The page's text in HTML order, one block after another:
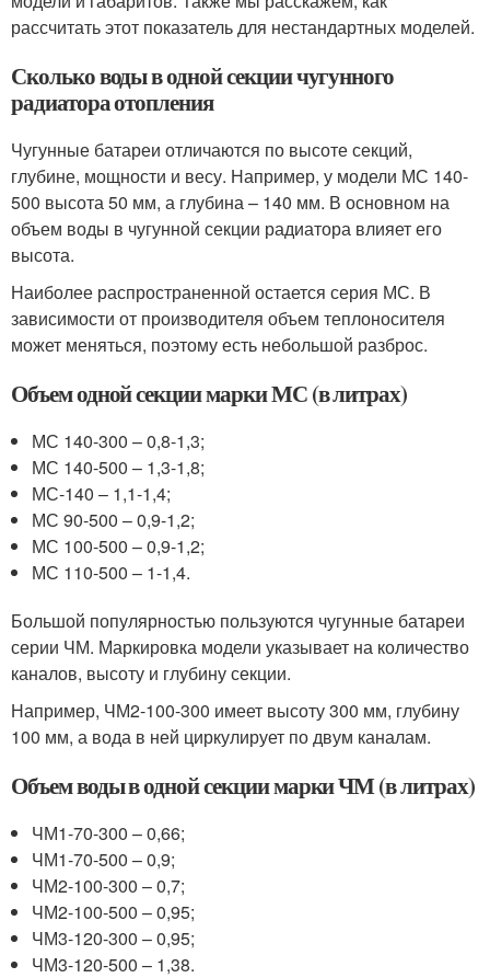
рассчитать этот показатель для нестандартных моделей.
Сколько воды в одной секции чугунного
радиатора отопления
Чугунные батареи отличаются по высоте секций,
глубине, мощности и весу. Например, у модели МС 140-
500 высота 50 мм, а глубина – 140 мм. В основном на
объем воды в чугунной секции радиатора влияет его
высота.
Наиболее распространенной остается серия МС. В
зависимости от производителя объем теплоносителя
может меняться, поэтому есть небольшой разброс.
Объем одной секции марки МС (в литрах)
МС 140-300 – 0,8-1,3;
МС 140-500 – 1,3-1,8;
МС-140 – 1,1-1,4;
МС 90-500 – 0,9-1,2;
МС 100-500 – 0,9-1,2;
МС 110-500 – 1-1,4.
Большой популярностью пользуются чугунные батареи
серии ЧМ. Маркировка модели указывает на количество
каналов, высоту и глубину секции.
Например, ЧМ2-100-300 имеет высоту 300 мм, глубину
100 мм, а вода в ней циркулирует по двум каналам.
Объем воды в одной секции марки ЧМ (в литрах)
ЧМ1-70-300 – 0,66;
ЧМ1-70-500 – 0,9;
ЧМ2-100-300 – 0,7;
ЧМ2-100-500 – 0,95;
ЧМ3-120-300 – 0,95;
ЧМ3-120-500 – 1,38.